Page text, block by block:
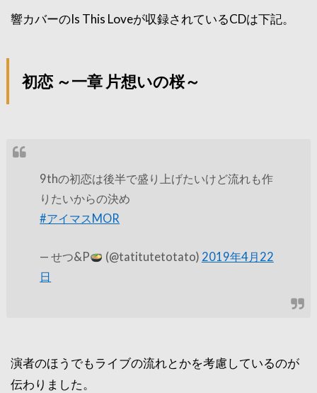
響カバーのIs This Loveが収録されているCDは下記。
初恋 ～一章 片想いの桜～
9thの初恋は後半で盛り上げたいけど流れも作
りたいからの決め
#アイマスMOR
— せつ&P (@tatitutetotato) 2019年4月22
日
演者のほうでもライブの流れとかを考慮しているのが
伝わりました。